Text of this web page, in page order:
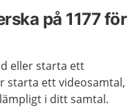
på 1177 för
eller starta ett
starta ett videosamtal,
i ditt samtal.